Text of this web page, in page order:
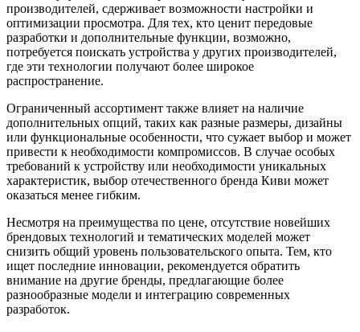
производителей, сдерживает возможности настройки и
оптимизации просмотра. Для тех, кто ценит передовые
разработки и дополнительные функции, возможно,
потребуется поискать устройства у других производителей,
где эти технологии получают более широкое
распространение.
Ограниченный ассортимент также влияет на наличие
дополнительных опций, таких как разные размеры, дизайны
или функциональные особенности, что сужает выбор и может
привести к необходимости компромиссов. В случае особых
требований к устройству или необходимости уникальных
характеристик, выбор отечественного бренда Киви может
оказаться менее гибким.
Несмотря на преимущества по цене, отсутствие новейших
брендовых технологий и тематических моделей может
снизить общий уровень пользовательского опыта. Тем, кто
ищет последние инновации, рекомендуется обратить
внимание на другие бренды, предлагающие более
разнообразные модели и интеграцию современных
разработок.